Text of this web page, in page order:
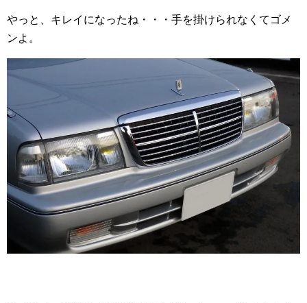
やっと、キレイになったね・・・手を掛けられなくてゴメ
ンよ。